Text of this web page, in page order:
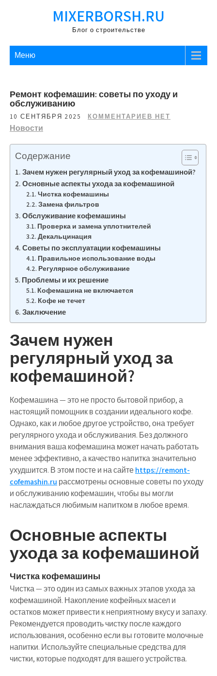
MIXERBORSH.RU
Блог о строительстве
Меню
Ремонт кофемашин: советы по уходу и
обслуживанию
10 СЕНТЯБРЯ 2025 КОММЕНТАРИЕВ НЕТ
Новости
Содержание
Зачем нужен регулярный уход за кофемашиной?
Основные аспекты ухода за кофемашиной
Чистка кофемашины
Замена фильтров
Обслуживание кофемашины
Проверка и замена уплотнителей
Декальцинация
Советы по эксплуатации кофемашины
Правильное использование воды
Регулярное обслуживание
Проблемы и их решение
Кофемашина не включается
Кофе не течет
Заключение
Зачем нужен
регулярный уход за
кофемашиной?
Кофемашина — это не просто бытовой прибор, а
настоящий помощник в создании идеального кофе.
Однако, как и любое другое устройство, она требует
регулярного ухода и обслуживания. Без должного
внимания ваша кофемашина может начать работать
менее эффективно, а качество напитка значительно
ухудшится. В этом посте и на сайтеhttps://remont-
cofemashin.ru рассмотрены основные советы по уходу
и обслуживанию кофемашин, чтобы вы могли
наслаждаться любимым напитком в любое время.
Основные аспекты
ухода за кофемашиной
Чистка кофемашины
Чистка — это один из самых важных этапов ухода за
кофемашиной. Накопление кофейных масел и
остатков может привести к неприятному вкусу и запаху.
Рекомендуется проводить чистку после каждого
использования, особенно если вы готовите молочные
напитки. Используйте специальные средства для
чистки, которые подходят для вашего устройства.